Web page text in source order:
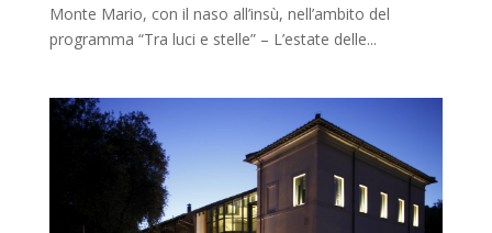
Monte Mario, con il naso all’insù, nell’ambito del
programma “Tra luci e stelle” – L’estate delle...